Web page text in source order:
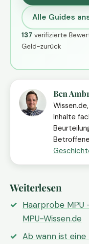
Alle Guides
137 verifizierte
Geld-zurück
Ben
Inhalte
Weiterlesen
Haarprobe
MPU-Wissen.de
Ab wann ist